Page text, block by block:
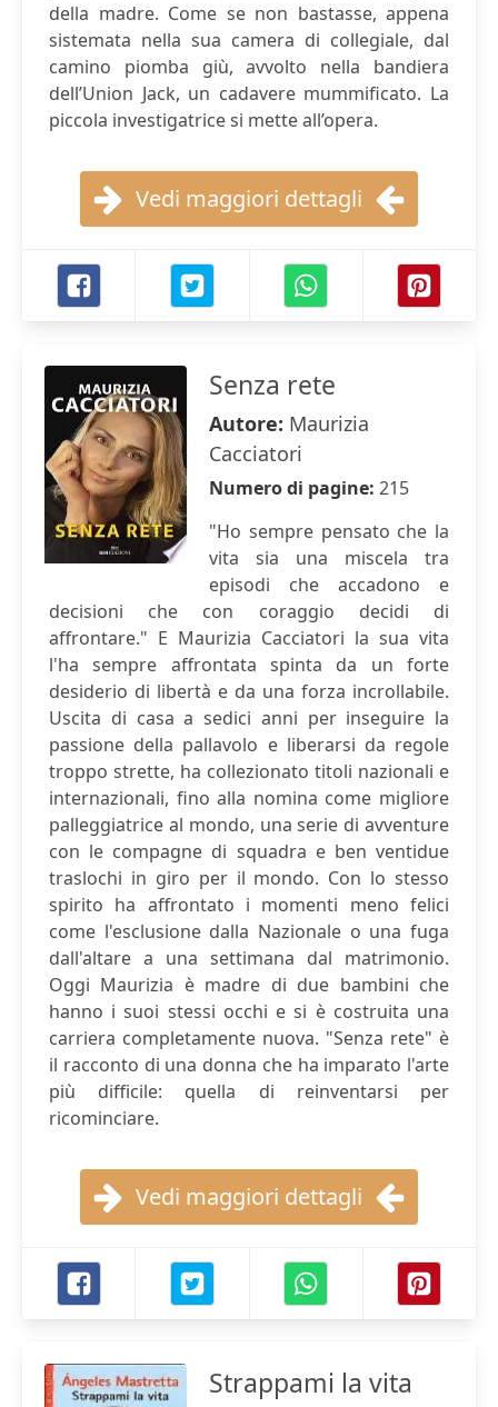
della madre. Come se non bastasse, appena
sistemata nella sua camera di collegiale, dal
camino piomba giù, avvolto nella bandiera
dell’Union Jack, un cadavere mummificato. La
piccola investigatrice si mette all’opera.
Vedi maggiori dettagli
Senza rete
Autore: Maurizia
Cacciatori
Numero di pagine: 215
"Ho sempre pensato che la
vita sia una miscela tra
episodi che accadono e
decisioni che con coraggio decidi di
affrontare." E Maurizia Cacciatori la sua vita
l'ha sempre affrontata spinta da un forte
desiderio di libertà e da una forza incrollabile.
Uscita di casa a sedici anni per inseguire la
passione della pallavolo e liberarsi da regole
troppo strette, ha collezionato titoli nazionali e
internazionali, fino alla nomina come migliore
palleggiatrice al mondo, una serie di avventure
con le compagne di squadra e ben ventidue
traslochi in giro per il mondo. Con lo stesso
spirito ha affrontato i momenti meno felici
come l'esclusione dalla Nazionale o una fuga
dall'altare a una settimana dal matrimonio.
Oggi Maurizia è madre di due bambini che
hanno i suoi stessi occhi e si è costruita una
carriera completamente nuova. "Senza rete" è
il racconto di una donna che ha imparato l'arte
più difficile: quella di reinventarsi per
ricominciare.
Vedi maggiori dettagli
Strappami la vita